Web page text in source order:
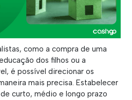
como a compra de uma
dos filhos ou a
é possível direcionar os
mais precisa. Estabelecer
curto, médio e longo prazo